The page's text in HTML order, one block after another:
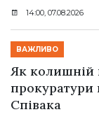
14:00, 07.08.2026
ВАЖЛИВО
Як колишній
прокуратури
Співака